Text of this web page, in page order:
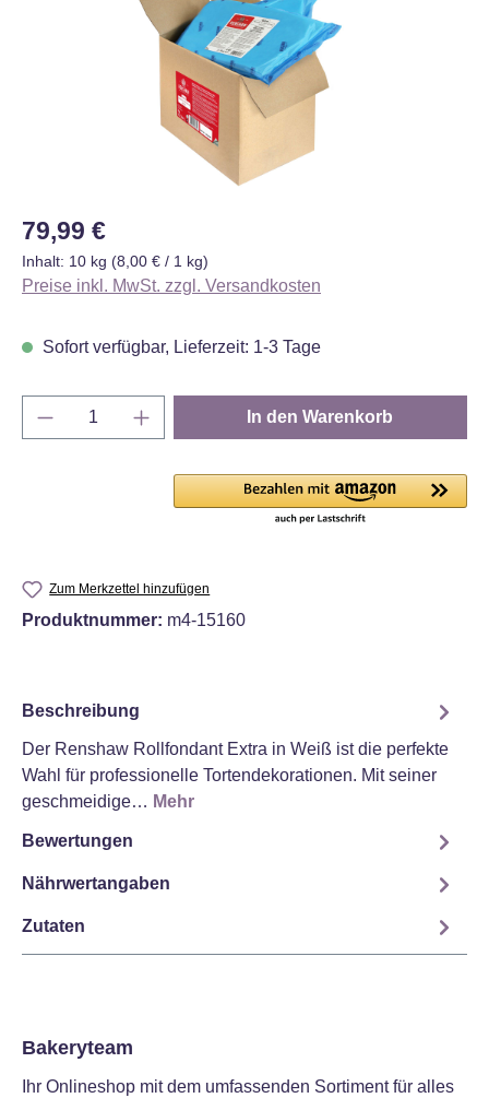
Regulärer Preis:
79,99 €
Inhalt: 10 kg (8,00 € / 1 kg)
Preise inkl. MwSt. zzgl. Versandkosten
Sofort verfügbar, Lieferzeit: 1-3 Tage
Produkt Anzahl: Gib den gewünschten
In den Warenkorb
Zum Merkzettel hinzufügen
Produktnummer: m4-15160
Beschreibung
Der Renshaw Rollfondant Extra in Weiß ist die perfekte
Wahl für professionelle Tortendekorationen. Mit seiner
geschmeidige… Mehr
Bewertungen
Nährwertangaben
Zutaten
Bakeryteam
Ihr Onlineshop mit dem umfassenden Sortiment für alles